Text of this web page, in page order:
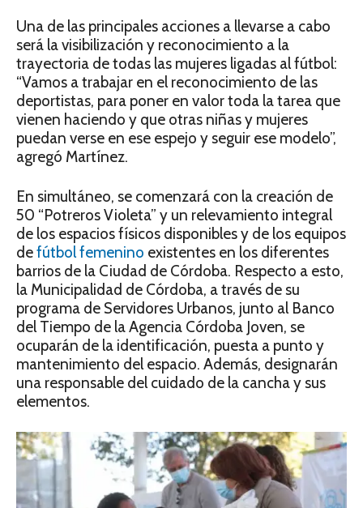
Una de las principales acciones a llevarse a cabo
será la visibilización y reconocimiento a la
trayectoria de todas las mujeres ligadas al fútbol:
“Vamos a trabajar en el reconocimiento de las
deportistas, para poner en valor toda la tarea que
vienen haciendo y que otras niñas y mujeres
puedan verse en ese espejo y seguir ese modelo”,
agregó Martínez.
En simultáneo, se comenzará con la creación de
50 “Potreros Violeta” y un relevamiento integral
de los espacios físicos disponibles y de los equipos
defútbol femenino existentes en los diferentes
barrios de la Ciudad de Córdoba. Respecto a esto,
la Municipalidad de Córdoba, a través de su
programa de Servidores Urbanos, junto al Banco
del Tiempo de la Agencia Córdoba Joven, se
ocuparán de la identificación, puesta a punto y
mantenimiento del espacio. Además, designarán
una responsable del cuidado de la cancha y sus
elementos.